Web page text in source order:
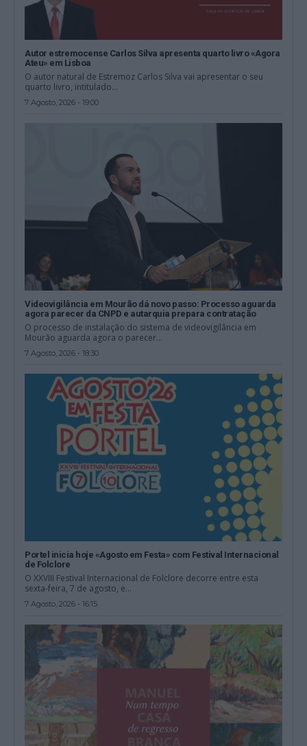
Autor estremocense Carlos Silva apresenta quarto livro «Agora
Ateu» em Lisboa
O autor natural de Estremoz Carlos Silva vai apresentar o seu
quarto livro, intitulado...
7 Agosto, 2026 - 19:00
Videovigilância em Mourão dá novo passo: Processo aguarda
agora parecer da CNPD e autarquia prepara contratação
O processo de instalação do sistema de videovigilância em
Mourão aguarda agora o parecer...
7 Agosto, 2026 - 18:30
Portel inicia hoje «Agosto em Festa» com Festival Internacional
de Folclore
O XXVIII Festival Internacional de Folclore decorre entre esta
sexta-feira, 7 de agosto, e...
7 Agosto, 2026 - 16:15